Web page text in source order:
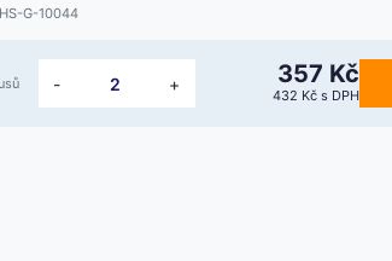
G-10044
- + 357 Kč
432 Kč s DPH